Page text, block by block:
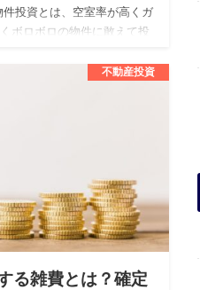
投資とは、空室率が高くガ
ボロボロの物件に敢えて投
不動産投資
る雑費とは？確定